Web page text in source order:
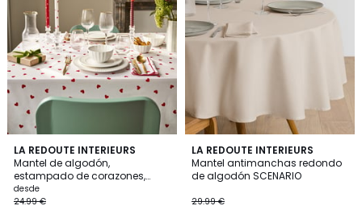
LA REDOUTE INTERIEURS
Mantel de algodón,
estampado de corazones,
SCACCO
desde
24.99 €
5
/
5
LA REDOUTE INTERIEURS
Mantel antimanchas redondo
de algodón SCENARIO
29.99 €
3
/
5
5
Colores